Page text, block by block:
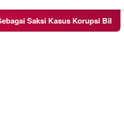
Kasus Korupsi Bibit Nanas